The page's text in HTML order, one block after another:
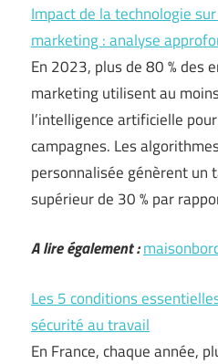
Impact de la technologie
marketing : analyse
En 2023, plus de 80 % des
marketing utilisent au
l’intelligence artificielle
campagnes. Les
personnalisée génèrent un
supérieur de 30 % par
A lire également :
Les 5 conditions
sécurité au travail
En France, chaque année,